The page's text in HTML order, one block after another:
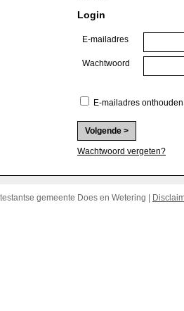
Login
E-mailadres
Wachtwoord
E-mailadres
Wachtwoord vergeten?
gemeente Does en Wetering |